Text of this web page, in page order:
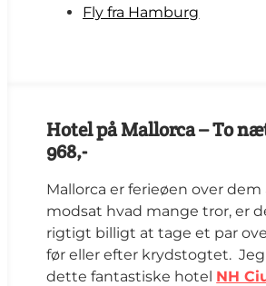
Fly fra Hamburg
Hotel på Mallorca – To
968,-
Mallorca er ferieøen over dem
modsat hvad mange tror, er
rigtigt billigt at tage et par
før eller efter krydstogtet.
dette fantastiske hotel NH